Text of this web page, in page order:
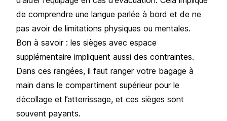
de comprendre une langue parlée à bord et de ne
pas avoir de limitations physiques ou mentales.
Bon à savoir : les sièges avec espace
supplémentaire impliquent aussi des contraintes.
Dans ces rangées, il faut ranger votre bagage à
main dans le compartiment supérieur pour le
décollage et l’atterrissage, et ces sièges sont
souvent payants.